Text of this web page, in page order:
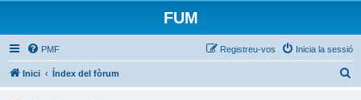
FUM
PMF Inicia la sessió
Registreu-vos
Inici Índex del fòrum